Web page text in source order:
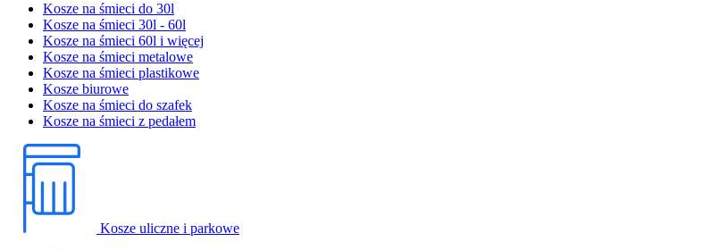
Kosze na śmieci do 30l
Kosze na śmieci 30l - 60l
Kosze na śmieci 60l i więcej
Kosze na śmieci metalowe
Kosze na śmieci plastikowe
Kosze biurowe
Kosze na śmieci do szafek
Kosze na śmieci z pedałem
Kosze uliczne i parkowe